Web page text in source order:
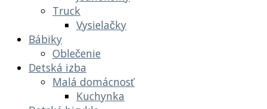
Truck
Vysielačky
Bábiky
Oblečenie
Detská izba
Malá domácnosť
Kuchynka